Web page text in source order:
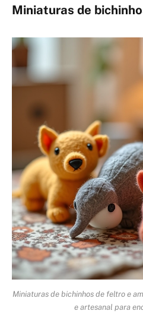
Miniaturas de
Miniaturas de bichinhos de feltro e
e artesanal para